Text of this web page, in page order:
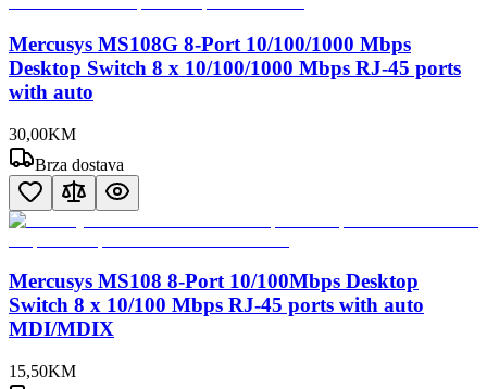
Mercusys MS108G 8-Port 10/100/1000 Mbps
Desktop Switch 8 x 10/100/1000 Mbps RJ-45 ports
with auto
30,00KM
Brza dostava
Mercusys MS108 8-Port 10/100Mbps Desktop
Switch 8 x 10/100 Mbps RJ-45 ports with auto
MDI/MDIX
15,50KM